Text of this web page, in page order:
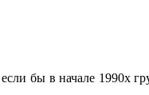
бы в начале 1990х